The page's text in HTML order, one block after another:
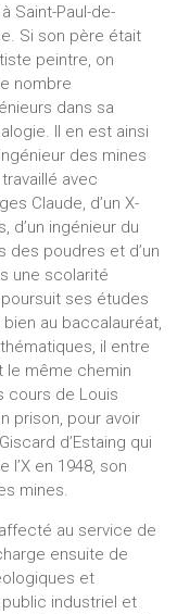
Saint-Paul-de-
Si son père était
peintre, on
nombre
dans sa
Il en est ainsi
des mines
avec
Claude, d’un X-
d’un ingénieur du
des poudres et d’un
une scolarité
ses études
au baccalauréat,
il entre
le même chemin
cours de Louis
prison, pour avoir
d’Estaing qui
en 1948, son
mines.
au service de
ensuite de
et
industriel et